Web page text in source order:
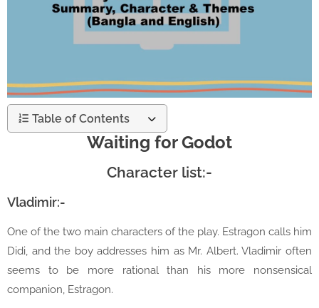
Table of Contents
Waiting for Godot
Character list:-
Vladimir:-
One of the two main characters of the play. Estragon calls him
Didi, and the boy addresses him as Mr. Albert. Vladimir often
seems to be more rational than his more nonsensical
companion, Estragon.